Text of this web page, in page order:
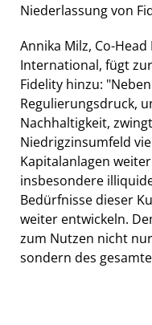
Niederlassung von
Annika Milz, Co-
International, fügt
Fidelity hinzu:
Regulierungsdruck,
Nachhaltigkeit,
Niedrigzinsumfeld
Kapitalanlagen
insbesondere
Bedürfnisse dieser
weiter entwickeln.
zum Nutzen nicht
sondern des